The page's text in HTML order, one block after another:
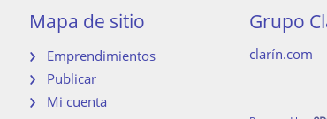
Mapa de sitio
Emprendimientos
Publicar
Mi cuenta
Grupo
clarín.com